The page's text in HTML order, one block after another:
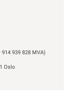
914 939 828 MVA)
Oslo